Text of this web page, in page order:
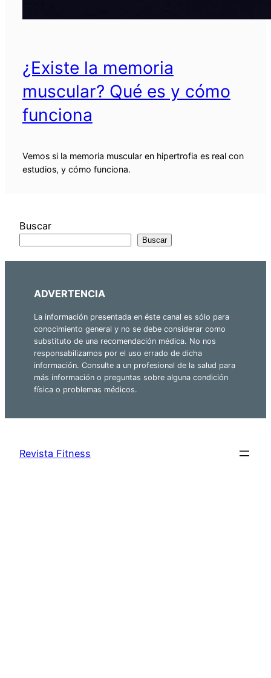
¿Existe la memoria
muscular? Qué es y cómo
funciona
Vemos si la memoria muscular en hipertrofia es real con
estudios, y cómo funciona.
Buscar
Buscar
ADVERTENCIA
La información presentada en éste canal es sólo para
conocimiento general y no se debe considerar como
substituto de una recomendación médica. No nos
responsabilizamos por el uso errado de dicha
información. Consulte a un profesional de la salud para
más información o preguntas sobre alguna condición
física o problemas médicos.
Revista Fitness